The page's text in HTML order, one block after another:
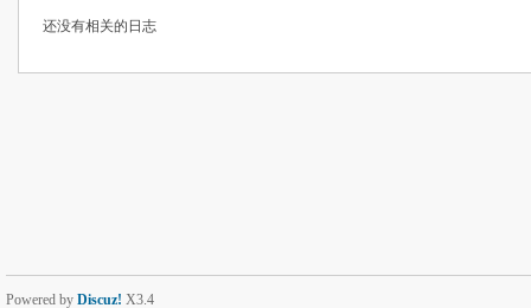
还没有相关的日志
Powered by Discuz! X3.4